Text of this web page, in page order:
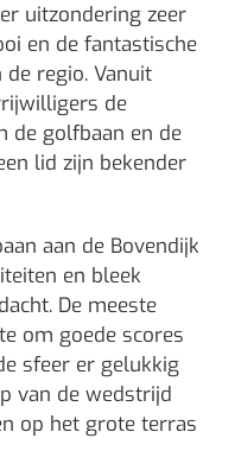
uitzondering zeer
en de fantastische
regio. Vanuit
de
de golfbaan en de
lid zijn bekender
aan de Bovendijk
en bleek
De meeste
om goede scores
sfeer er gelukkig
van de wedstrijd
op het grote terras